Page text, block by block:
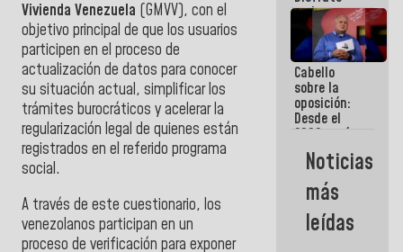
Vivienda Venezuela (GMVV), con el
objetivo principal de que los usuarios
participen en el proceso de
actualización de datos para conocer
su situación actual, simplificar los
trámites burocráticos y acelerar la
regularización legal de quienes están
registrados en el referido programa
social.
A través de este cuestionario, los
venezolanos participan en un
proceso de verificación para exponer
cada vez
que escribes
porque lo
que haces
es
embarrarla
Cabello
sobre la
oposición:
Desde el
2002 están
intentando
quemar el
país ante la
ausencia de
políticos
verdaderos
Noticias
más
leídas